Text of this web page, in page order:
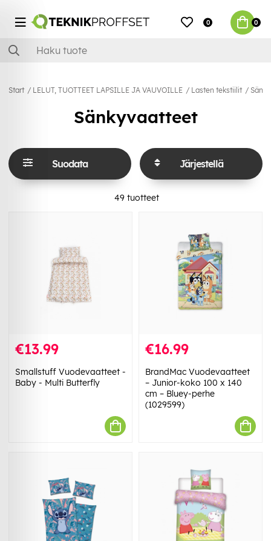
0 0
Start LELUT, TUOTTEET LAPSILLE JA VAUVOILLE Lasten tekstiilit
Sänkyvaatteet
Suodata Järjestellä
49 tuotteet
€13.99
Smallstuff Vuodevaatteet -
Baby - Multi Butterfly
€16.99
BrandMac Vuodevaatteet
– Junior-koko 100 x 140
cm – Bluey-perhe
(1029599)